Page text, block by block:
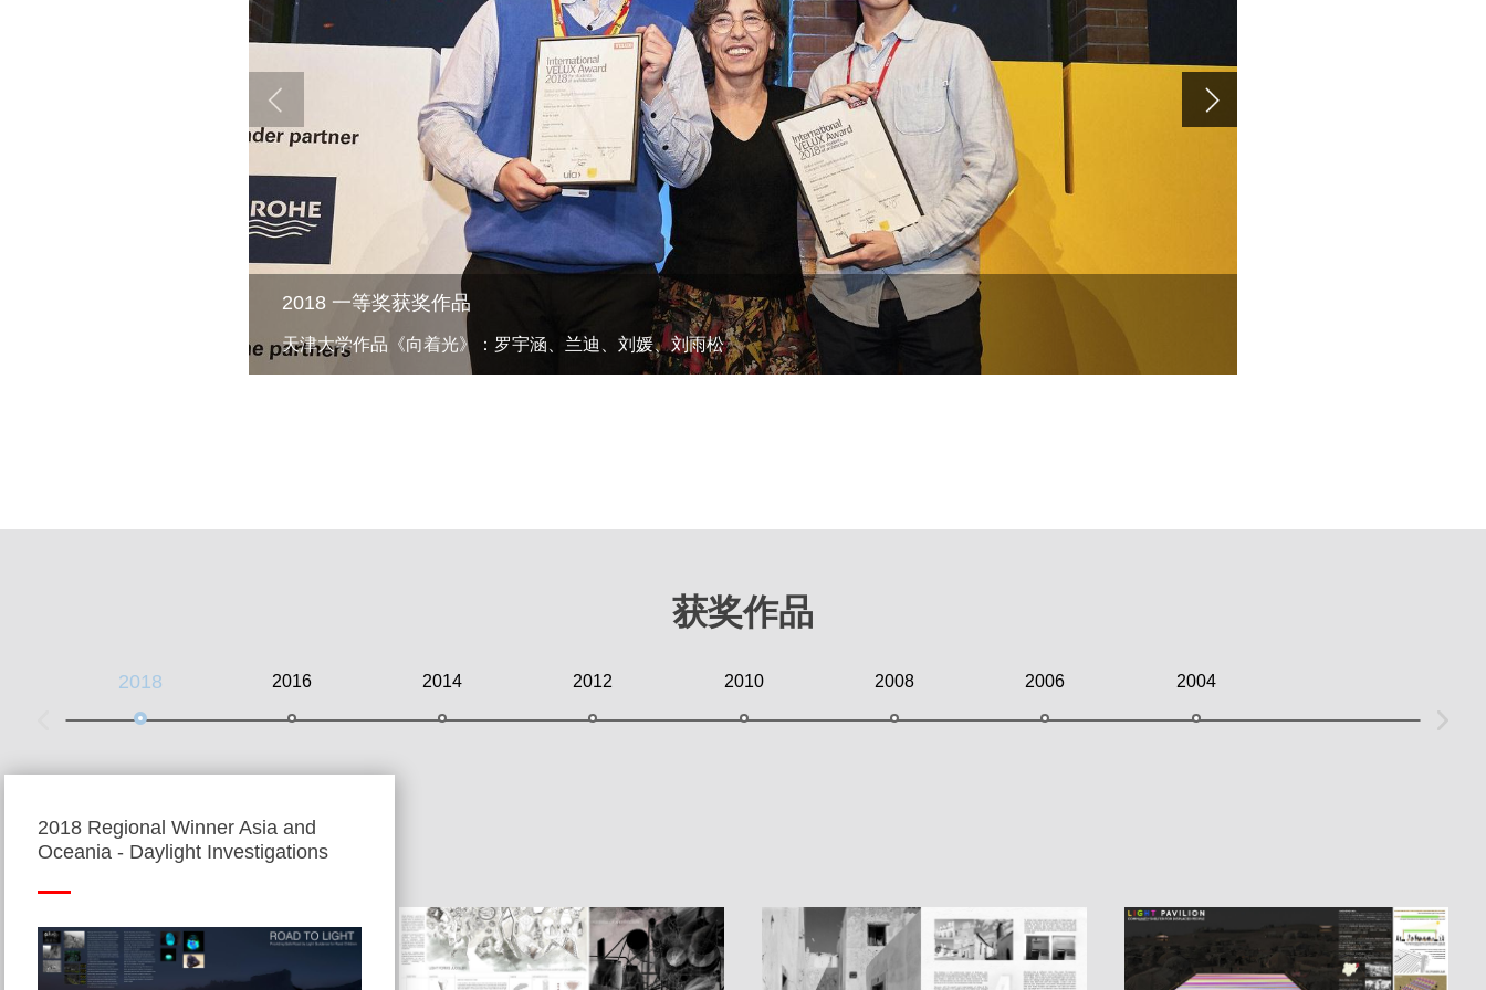
2018 一等奖获奖作品
天津大学作品《向着光》：罗宇涵、兰迪、刘媛、刘雨松
获奖作品
2018 2016 2014 2012 2010 2008 2006 2004
2018 Regional Winner Asia and
Oceania - Daylight Investigations